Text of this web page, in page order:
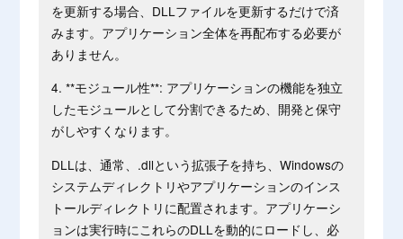
を更新する場合、DLLファイルを更新するだけで済
みます。アプリケーション全体を再配布する必要が
ありません。
4. **モジュール性**: アプリケーションの機能を独立
したモジュールとして分割できるため、開発と保守
がしやすくなります。
DLLは、通常、.dllという拡張子を持ち、Windowsの
システムディレクトリやアプリケーションのインス
トールディレクトリに配置されます。アプリケーシ
ョンは実行時にこれらのDLLを動的にロードし、必